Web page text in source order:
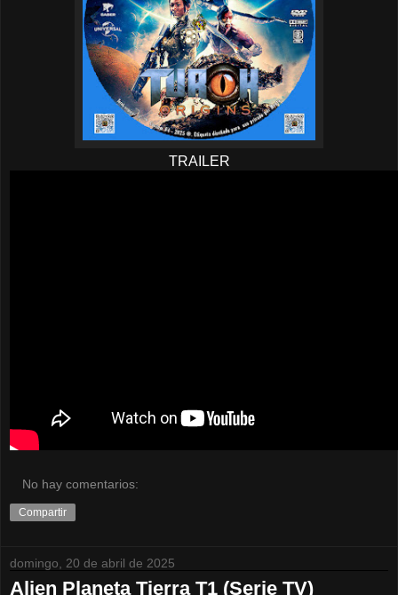
TRAILER
No hay comentarios:
Compartir
domingo, 20 de abril de 2025
Alien Planeta Tierra T1 (Serie TV)